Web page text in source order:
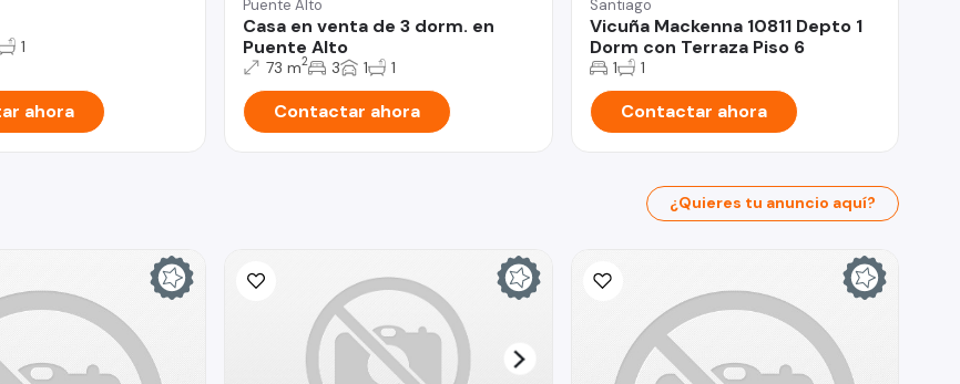
1
ahora
Puente Alto
Casa en venta de 3 dorm. en
Puente Alto
73 m2 3 1 1
Contactar ahora
Santiago
Vicuña Mackenna 10811 Depto 1
Dorm con Terraza Piso 6
1 1
Contactar ahora
¿Quieres tu anuncio aquí?